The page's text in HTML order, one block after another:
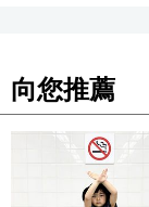
向您推薦